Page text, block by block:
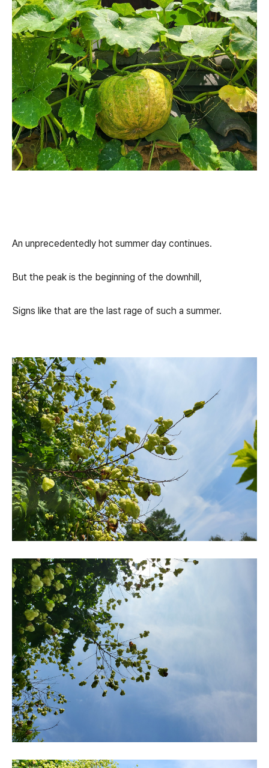
An unprecedentedly hot summer day continues.
But the peak is the beginning of the downhill,
Signs like that are the last rage of such a summer.